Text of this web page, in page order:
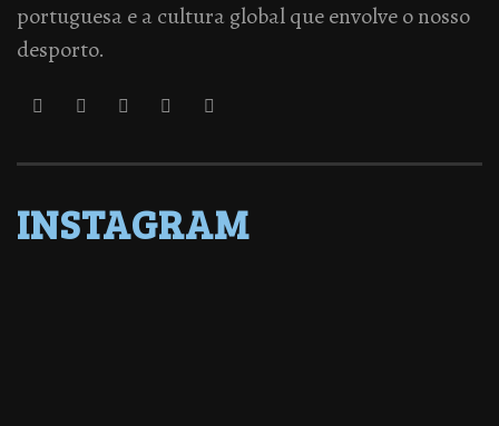
portuguesa e a cultura global que envolve o nosso
desporto.
INSTAGRAM